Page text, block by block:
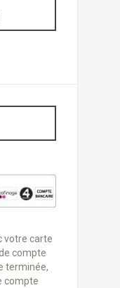
votre carte
compte
terminée,
compte